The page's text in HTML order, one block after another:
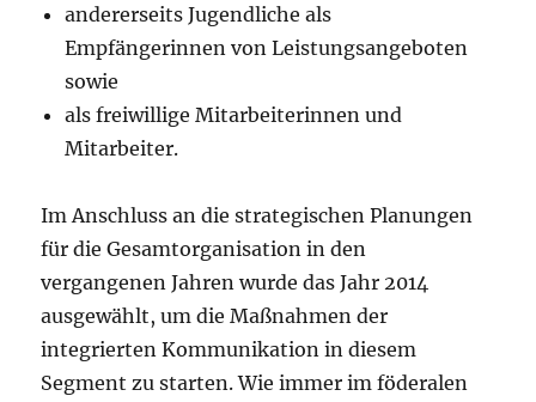
andererseits Jugendliche als
Empfängerinnen von Leistungsangeboten
sowie
als freiwillige Mitarbeiterinnen und
Mitarbeiter.
Im Anschluss an die strategischen Planungen
für die Gesamtorganisation in den
vergangenen Jahren wurde das Jahr 2014
ausgewählt, um die Maßnahmen der
integrierten Kommunikation in diesem
Segment zu starten. Wie immer im föderalen